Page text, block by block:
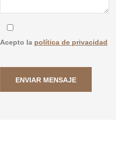
Acepto la política de privacidad